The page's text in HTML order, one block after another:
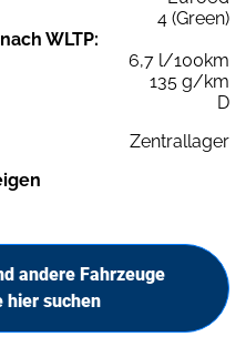
4 (Green)
WLTP:
6,7 l/100km
135 g/km
D
Zentrallager
andere Fahrzeuge
hier suchen